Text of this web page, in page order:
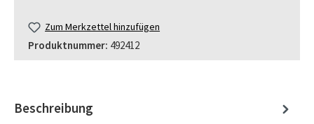
Zum Merkzettel hinzufügen
Produktnummer: 492412
Beschreibung